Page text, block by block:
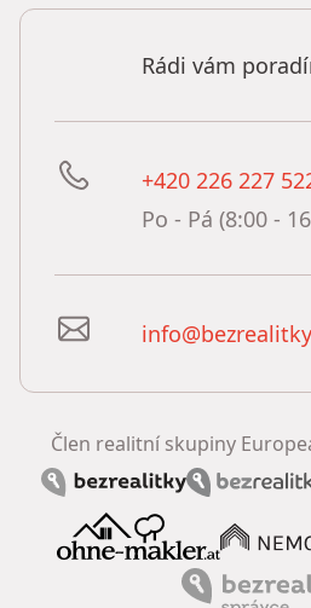
Rádi vám
+420 226 227
Po - Pá (8:00 -
Člen realitní skupiny